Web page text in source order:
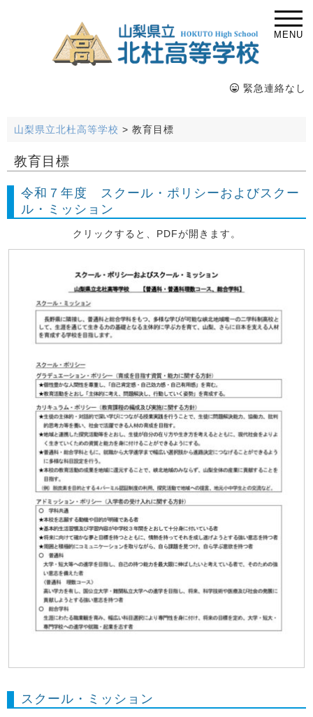
MENU
緊急連絡なし
山梨県立北杜高等学校 > 教育目標
教育目標
令和７年度 スクール・ポリシーおよびスクー
ル・ミッション
クリックすると、PDFが開きます。
スクール・ミッション